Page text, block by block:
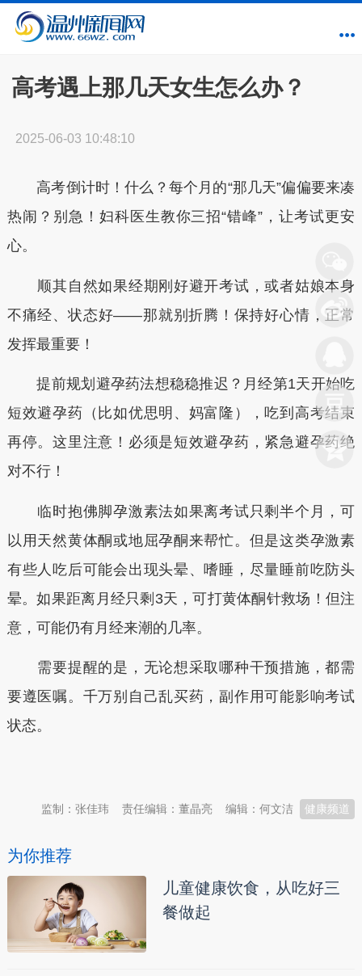
高考遇上那几天女生怎么办？
2025-06-03 10:48:10
高考倒计时！什么？每个月的“那几天”偏偏要来凑
热闹？别急！妇科医生教你三招“错峰”，让考试更安
心。
顺其自然如果经期刚好避开考试，或者姑娘本身
不痛经、状态好——那就别折腾！保持好心情，正常
发挥最重要！
提前规划避孕药法想稳稳推迟？月经第1天开始吃
短效避孕药（比如优思明、妈富隆），吃到高考结束
再停。这里注意！必须是短效避孕药，紧急避孕药绝
对不行！
临时抱佛脚孕激素法如果离考试只剩半个月，可
以用天然黄体酮或地屈孕酮来帮忙。但是这类孕激素
有些人吃后可能会出现头晕、嗜睡，尽量睡前吃防头
晕。如果距离月经只剩3天，可打黄体酮针救场！但注
意，可能仍有月经来潮的几率。
需要提醒的是，无论想采取哪种干预措施，都需
要遵医嘱。千万别自己乱买药，副作用可能影响考试
状态。
健康频道
编辑：何文洁
责任编辑：董晶亮
监制：张佳玮
为你推荐
儿童健康饮食，从吃好三
餐做起